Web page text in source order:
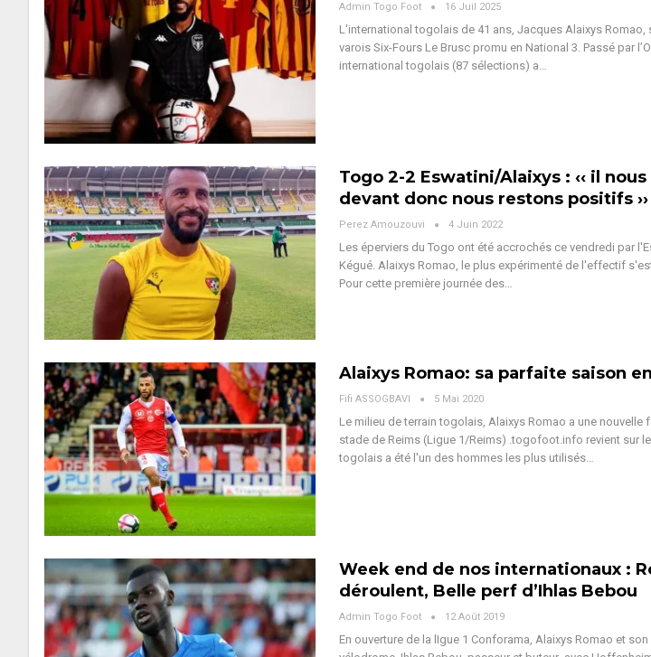
Admin Togo Foot 16 Juil 2025
L'international togolais de 41 ans, Jacques Alaixys
varois Six-Fours Le Brusc promu en National 3. Passé par
international togolais (87 sélections) a…
Togo 2-2 Eswatini/Alaixys : ‹‹ il
devant donc nous restons positifs ››
Perez Amouzouvi 4 Juin 2022
Les éperviers du Togo ont été accrochés ce vendredi par
Kégué. Alaixys Romao, le plus expérimenté de l'effectif
Pour cette première journée des…
Alaixys Romao: sa parfaite saison
Fifi ASSOGBAVI 5 Mai 2020
Le milieu de terrain togolais, Alaixys Romao a une
stade de Reims (Ligue 1/Reims) .togofoot.info revient sur
togolais a été l'un des hommes les plus utilisés…
Week end de nos internationaux :
déroulent, Belle perf d’Ihlas Bebou
Admin Togo Foot 12 Août 2019
En ouverture de la lIgue 1 Conforama, Alaixys Romao et